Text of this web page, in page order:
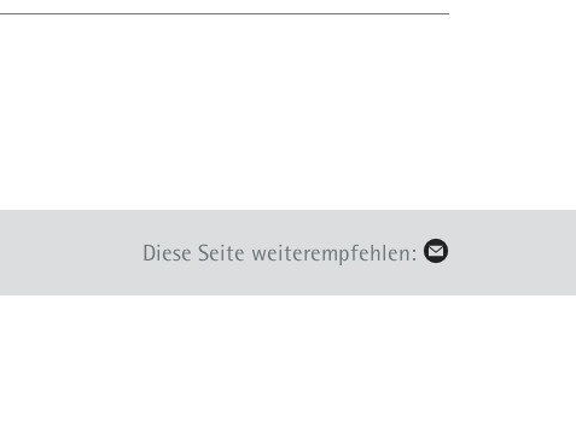
Diese Seite weiterempfehlen: